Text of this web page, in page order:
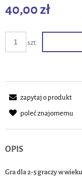
40,00 zł
szt.
zapytaj o produkt
poleć znajomemu
OPIS
Gra dla 2-5 graczy w